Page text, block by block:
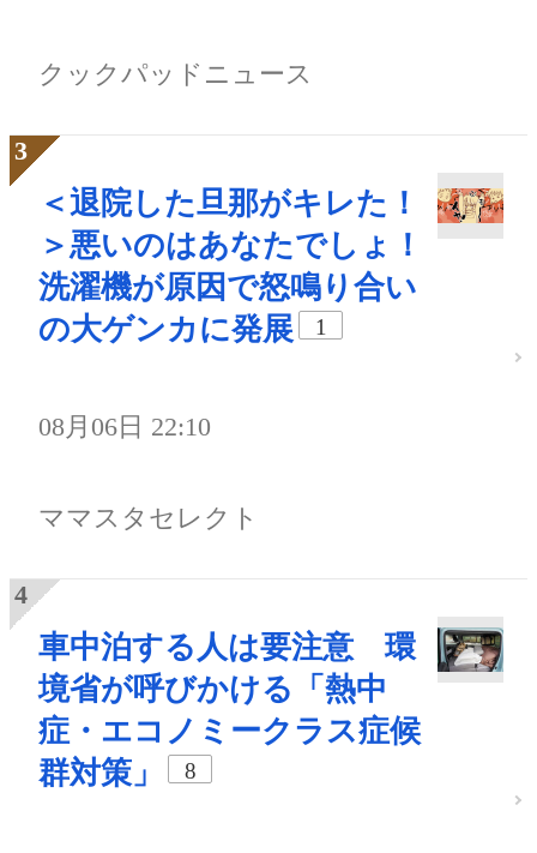
クックパッドニュース
＜退院した旦那がキレた！
＞悪いのはあなたでしょ！
洗濯機が原因で怒鳴り合い
の大ゲンカに発展
1
08月06日 22:10
ママスタセレクト
車中泊する人は要注意 環
境省が呼びかける「熱中
症・エコノミークラス症候
群対策」
8